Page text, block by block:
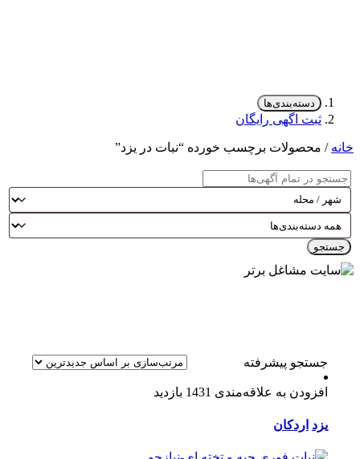
دسته‌بندی‌ها
ثبت اگهی رایگان
خانه / محصولات برچسب خورده “نبات در یزد”
جستجو
جستجو پیشرفته
افزودن به علاقه‌مندی 1431 بازدید
یزد اردکان